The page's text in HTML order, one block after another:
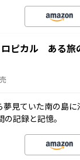
ロピカル ある
夢見ていた南の島
記録と記憶。